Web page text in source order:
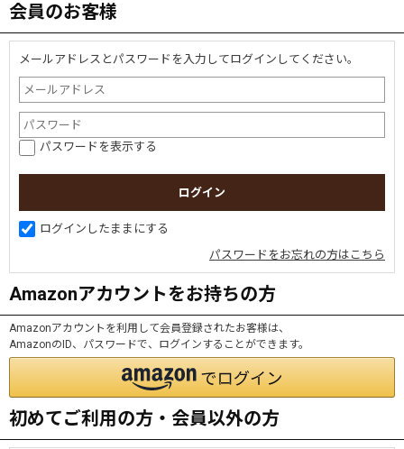
会員のお客様
メールアドレスとパスワードを入力してログインしてください。
パスワードを表示する
ログインしたままにする
パスワードをお忘れの方はこちら
Amazonアカウントをお持ちの方
Amazonアカウントを利用して会員登録されたお客様は、
AmazonのID、パスワードで、ログインすることができます。
初めてご利用の方・会員以外の方